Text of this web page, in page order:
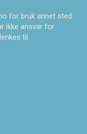
for bruk annet sted
ikke ansvar for
til.